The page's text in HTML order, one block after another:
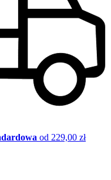
od 229,00 zł